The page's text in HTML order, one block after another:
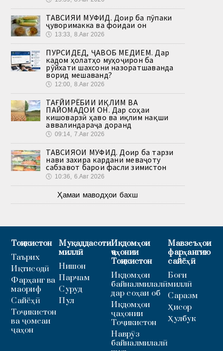
ТАВСИЯИ МУФИД. Доир ба пӯпаки
ҷуворимакка ва фоидаи он
🕔 13:33, 8.Авг 2026
ПУРСИДЕД, ҶАВОБ МЕДИҲЕМ. Дар
кадом ҳолатҳо муҳоҷирон ба
рӯйхати шахсони назоратшаванда
ворид мешаванд?
🕔 12:00, 8.Авг 2026
ТАҒЙИРЁБИИ ИҚЛИМ ВА
ПАЙОМАДҲОИ ОН. Дар соҳаи
кишоварзӣ ҳаво ва иқлим нақши
аввалиндараҷа доранд
🕔 09:14, 7.Авг 2026
ТАВСИЯҲОИ МУФИД. Доир ба тарзи
нави захира кардани меваҷоту
сабзавот барои фасли зимистон
🕔 10:36, 6.Авг 2026
Ҳамаи маводҳои бахш
Тоҷикистон
Таърих
Иқтисодӣ
Фарҳанг ва
маориф
Сайёҳӣ
Тоҷикистон
ва ҷомеаи
ҷаҳон
Муқаддасоти
миллӣ
Нишон
Парчам
Суруд
Пул
Иқдомҳои
ҷаҳонии
Тоҷикистон
Иқдомҳои
байналмилалӣ
дар соҳаи об
Иқдомҳои
ҷаҳонии
Тоҷикистон
Наврӯз
байналмилалӣ
Мавзеъҳои
фарҳангию
сайёҳӣ
Боғи
миллӣ
Саразм
Ҳисор
Ҳулбук